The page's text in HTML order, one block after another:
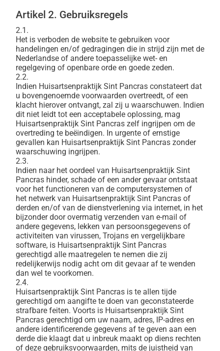
Artikel 2. Gebruiksregels
2.1.
Het is verboden de website te gebruiken voor
handelingen en/of gedragingen die in strijd zijn met de
Nederlandse of andere toepasselijke wet- en
regelgeving of openbare orde en goede zeden.
2.2.
Indien Huisartsenpraktijk Sint Pancras constateert dat
u bovengenoemde voorwaarden overtreedt, of een
klacht hierover ontvangt, zal zij u waarschuwen. Indien
dit niet leidt tot een acceptabele oplossing, mag
Huisartsenpraktijk Sint Pancras zelf ingrijpen om de
overtreding te beëindigen. In urgente of ernstige
gevallen kan Huisartsenpraktijk Sint Pancras zonder
waarschuwing ingrijpen.
2.3.
Indien naar het oordeel van Huisartsenpraktijk Sint
Pancras hinder, schade of een ander gevaar ontstaat
voor het functioneren van de computersystemen of
het netwerk van Huisartsenpraktijk Sint Pancras of
derden en/of van de dienstverlening via internet, in het
bijzonder door overmatig verzenden van e-mail of
andere gegevens, lekken van persoonsgegevens of
activiteiten van virussen, Trojans en vergelijkbare
software, is Huisartsenpraktijk Sint Pancras
gerechtigd alle maatregelen te nemen die zij
redelijkerwijs nodig acht om dit gevaar af te wenden
dan wel te voorkomen.
2.4.
Huisartsenpraktijk Sint Pancras is te allen tijde
gerechtigd om aangifte te doen van geconstateerde
strafbare feiten. Voorts is Huisartsenpraktijk Sint
Pancras gerechtigd om uw naam, adres, IP-adres en
andere identificerende gegevens af te geven aan een
derde die klaagt dat u inbreuk maakt op diens rechten
of deze gebruiksvoorwaarden, mits de juistheid van